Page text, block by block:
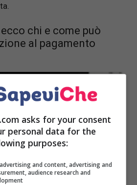
ecco chi e come può
al pagamento
asks for your consent
personal data for the
purposes:
and content, advertising and
audience research and